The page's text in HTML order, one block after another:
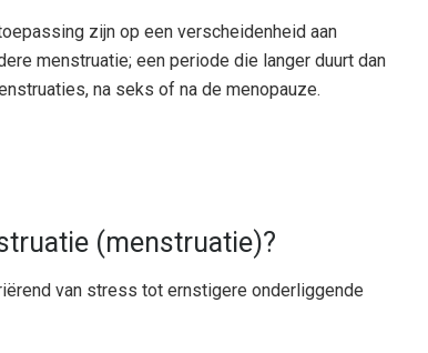
zijn op een verscheidenheid aan
menstruatie; een periode die langer duurt dan
na seks of na de menopauze.
(menstruatie)?
van stress tot ernstigere onderliggende